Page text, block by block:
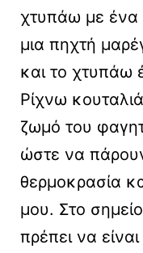
χτυπάω με ένα
μια πηχτή
και το χτυπάω
Ρίχνω
ζωμό του
ώστε να
θερμοκρασία
μου. Στο
πρέπει να